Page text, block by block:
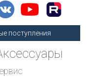
поступления